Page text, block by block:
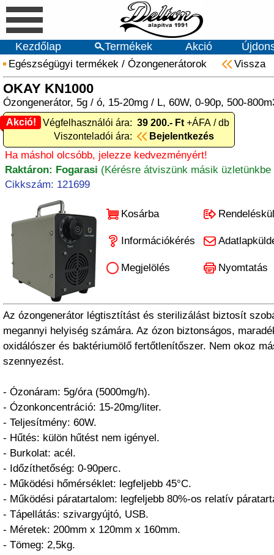
Kezdőlap Termékek Akció
Egészségügyi termékek / Ózongenerátorok Vissza
OKAY KN1000
Ózongenerátor, 5g / ó, 15-20mg / L, 60W, 0-90p, 500-
Akció!
Akció! Végfelhasználói ára: 39 200.- Ft +ÁFA / db
Viszonteladói ára:
Bejelentkezés
Ha máshol olcsóbb, jelezze kedvezményért!
Raktáron: Fogarasi (Kérésre átviszünk másik üzletünkbe
Cikkszám: 121699
Kosárba
Információkérés
Megjelölés Nyomtatás
Az ózongenerátor légtisztítást és sterilizálást biztosít
megannyi helyiség számára. Az ózon biztonságos,
oxidálószer és baktériumölő fertőtlenítőszer. Nem okoz
szennyezést.
- Ózonáram: 5g/óra (5000mg/h).
- Ózonkoncentráció: 15-20mg/liter.
- Teljesítmény: 60W.
- Hűtés: külön hűtést nem igényel.
- Burkolat: acél.
- Időzíthetőség: 0-90perc.
- Működési hőmérséklet: legfeljebb 45°C.
- Működési páratartalom: legfeljebb 80%-os relatív
- Tápellátás: szivargyújtó, USB.
- Méretek: 200mm x 120mm x 160mm.
- Tömeg: 2,5kg.